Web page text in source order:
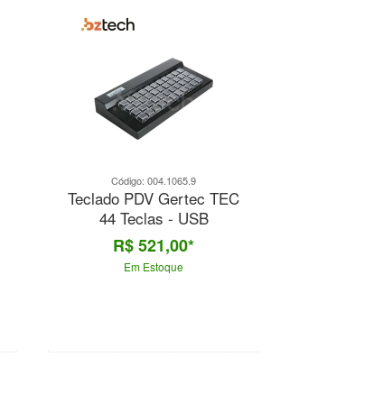
Código: 004.1065.9
Teclado PDV Gertec TEC
44 Teclas - USB
R$ 521,00*
Em Estoque